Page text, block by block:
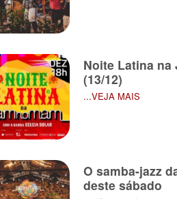
Noite Latina na
(13/12)
...VEJA MAIS
O samba-jazz
deste sábado